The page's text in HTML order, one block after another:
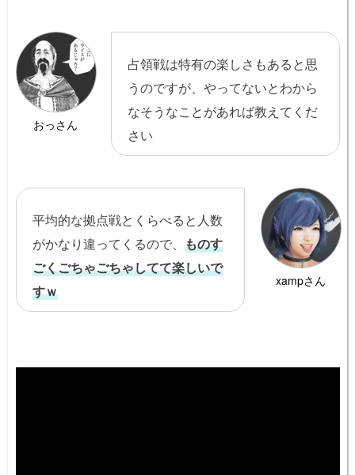
おっさん
占領戦は特有の楽しさもあると思
うのですが、やってないとわから
なそうなことがあれば教えてくだ
さい
xampさん
平均的な拠点戦とくらべると人数
がかなり違ってくるので、 ものす
ごくごちゃごちゃしてて楽しいで
すｗ